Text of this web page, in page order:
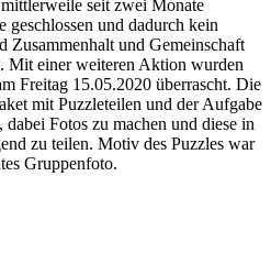
seit zwei Monate
geschlossen und dadurch kein
Zusammenhalt und Gemeinschaft
einer weiteren Aktion wurden
Freitag 15.05.2020 überrascht. Die
mit Puzzleteilen und der Aufgabe
dabei Fotos zu machen und diese in
zu teilen. Motiv des Puzzles war
Gruppenfoto.